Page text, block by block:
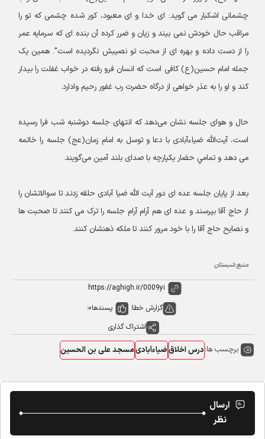
چشمانی اشکبار می گوید: ای خدا و ای معبود، کور شده چشمی که تو را
مراقب حال خودش نمی بیند و زیان و ضرر کرده آن بنده ای که سرمایه عمر
را از دست داده و بهره ای از محبت تو نصیبش نگردیده است". همین یک
جمله امام حسین(ع) کافی است که انسان فرو رفته در خواب غفلت را بیدار
کند و او را به عذر خواهی از درگاه حضرت رب غفور رحیم وادارد.
حال و هوای جلسه نشان می‌دهد که انتهای‌ جلسه دوشنبه ‌شب فرا رسیده
است، آیت‌الله ضیاءآبادی با دعا و توسل به امام زمان(عج) جلسه را خاتمه
می دهد و تمامي حضار یکپارچه با صدای بلند آمین می‌گویند.
بعد از پایان جلسه عده ای دور آیت الله ضیا آبادی حلقه زدند تا سوالاتشان را
از حاج آقا بپرسند و عده ای هم آرام آرام جلسه را ترک می کنند تا صحبت ها
و نصایح حاج آقا را با خود مرور کنند تا ملکه ذهنشان کنند.
منبع:شبستان
گزارش خطا پسندها0
اشتراک گذاری
برچسب ها:درس اخلاقضیاءآبادیمسجد علی بن الحسین
ارسال
نظر